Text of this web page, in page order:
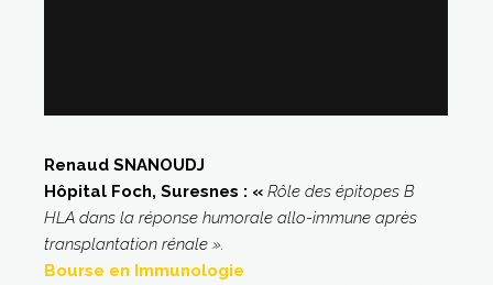
Renaud SNANOUDJ
Hôpital Foch, Suresnes : «Rôle des épitopes B
HLA dans la réponse humorale allo-immune après
transplantation rénale».
Bourse en Immunologie